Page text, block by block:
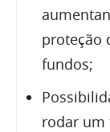
proteção
fundos;
rodar um